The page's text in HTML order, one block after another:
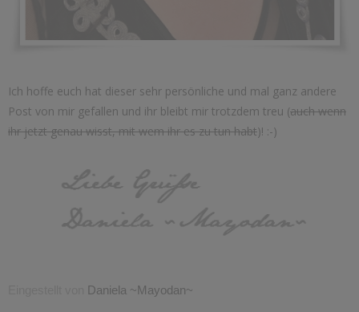
Ich hoffe euch hat dieser sehr persönliche und mal ganz andere
Post von mir gefallen und ihr bleibt mir trotzdem treu (auch wenn
ihr jetzt genau wisst, mit wem ihr es zu tun habt)! :-)
Daniela ~Mayodan~